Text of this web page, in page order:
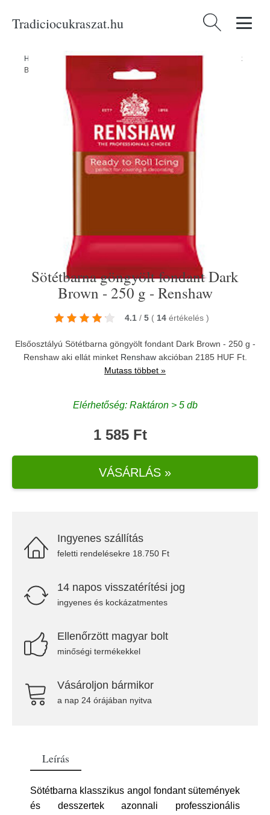
Tradiciocukraszat.hu Keresés:
Home Produkty/Alapanyagok/Sötétbarna göngyölt fondant Dark
Brown - 250 g - Renshaw
Sötétbarna göngyölt fondant Dark
Brown - 250 g - Renshaw
4.1 / 5 ( 14 értékelés )
Elsőosztályú Sötétbarna göngyölt fondant Dark Brown - 250 g -
Renshaw aki ellát minket Renshawakcióban 2185 HUF Ft.
Mutass többet »
Elérhetőség: Raktáron > 5 db
1 585 Ft
VÁSÁRLÁS »
Ingyenes szállítás
feletti rendelésekre 18.750 Ft
14 napos visszatérítési jog
ingyenes és kockázatmentes
Ellenőrzött magyar bolt
minőségi termékekkel
Vásároljon bármikor
a nap 24 órájában nyitva
Leírás
Sötétbarna klasszikus angol fondant sütemények
és desszertek azonnali professzionális